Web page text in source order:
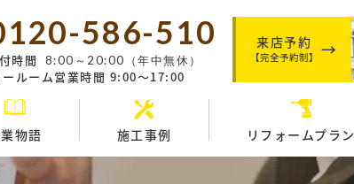
586-510
時間 8:00～20:00（年中無休）
ールーム営業時間 9:00～17:00
来店予約
【完全予約制】
物語 施工事例 リフォームプラン